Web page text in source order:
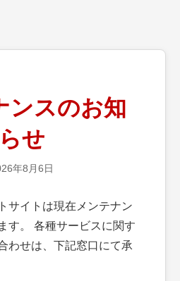
ンスのお知
らせ
年8月6日
サイトは現在メンテナン
す。 各種サービスに関す
わせは、下記窓口にて承